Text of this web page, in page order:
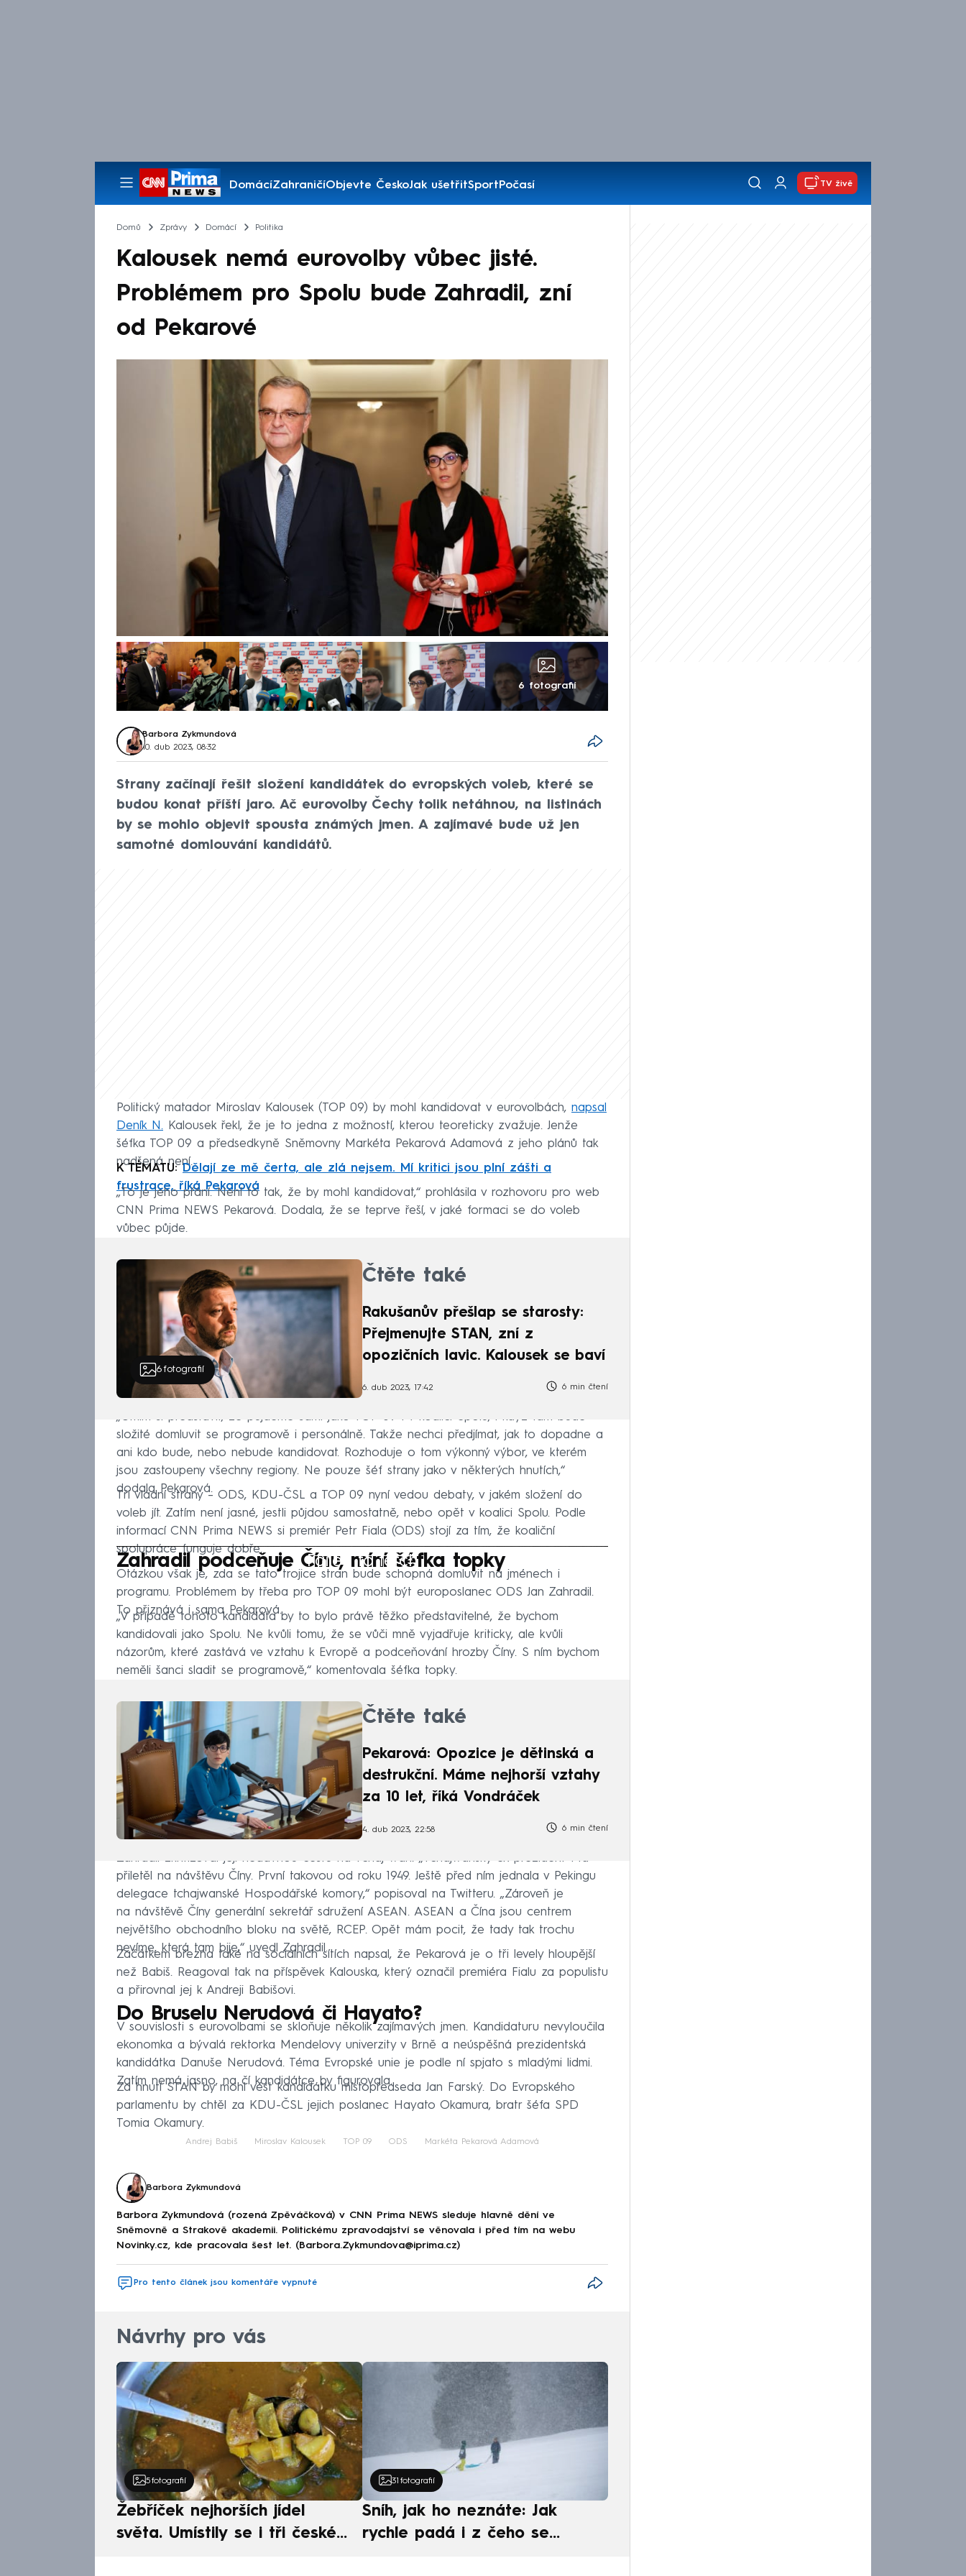
DomácíZahraničíObjevte ČeskoJak ušetřitSportPočasí
Pořady
TV živě
Domů Zprávy Domácí Politika
Kalousek nemá eurovolby vůbec jisté.
Problémem pro Spolu bude Zahradil, zní
od Pekarové
6 fotografií
Barbora Zykmundová
10. dub 2023, 08:32
Strany začínají řešit složení kandidátek do evropských voleb, které se
budou konat příští jaro. Ač eurovolby Čechy tolik netáhnou, na listinách
by se mohlo objevit spousta známých jmen. A zajímavé bude už jen
samotné domlouvání kandidátů.
Politický matador Miroslav Kalousek (TOP 09) by mohl kandidovat v eurovolbách, napsal
Deník N. Kalousek řekl, že je to jedna z možností, kterou teoreticky zvažuje. Jenže
šéfka TOP 09 a předsedkyně Sněmovny Markéta Pekarová Adamová z jeho plánů tak
nadšená není.
K TÉMATU:Dělají ze mě čerta, ale zlá nejsem. Mí kritici jsou plní zášti a
frustrace, říká Pekarová
„To je jeho přání. Není to tak, že by mohl kandidovat,“ prohlásila v rozhovoru pro web
CNN Prima NEWS Pekarová. Dodala, že se teprve řeší, v jaké formaci se do voleb
vůbec půjde.
6fotografií
Čtěte také
Rakušanův přešlap se starosty:
Přejmenujte STAN, zní z
opozičních lavic. Kalousek se baví
6. dub 2023, 17:42 6 min čtení
„Umím si představit, že půjdeme sami jako TOP 09 i v koalici Spolu, i když tam bude
složité domluvit se programově i personálně. Takže nechci předjímat, jak to dopadne a
ani kdo bude, nebo nebude kandidovat. Rozhoduje o tom výkonný výbor, ve kterém
jsou zastoupeny všechny regiony. Ne pouze šéf strany jako v některých hnutích,“
dodala Pekarová.
Tři vládní strany – ODS, KDU-ČSL a TOP 09 nyní vedou debaty, v jakém složení do
voleb jít. Zatím není jasné, jestli půjdou samostatně, nebo opět v koalici Spolu. Podle
informací CNN Prima NEWS si premiér Petr Fiala (ODS) stojí za tím, že koaliční
spolupráce funguje dobře.
Failed to fetch
Zahradil podceňuje Čínu, míní šéfka topky
Otázkou však je, zda se tato trojice stran bude schopná domluvit na jménech i
programu. Problémem by třeba pro TOP 09 mohl být europoslanec ODS Jan Zahradil.
To přiznává i sama Pekarová.
„V případě tohoto kandidáta by to bylo právě těžko představitelné, že bychom
kandidovali jako Spolu. Ne kvůli tomu, že se vůči mně vyjadřuje kriticky, ale kvůli
názorům, které zastává ve vztahu k Evropě a podceňování hrozby Číny. S ním bychom
neměli šanci sladit se programově,“ komentovala šéfka topky.
Čtěte také
Pekarová: Opozice je dětinská a
destrukční. Máme nejhorší vztahy
za 10 let, říká Vondráček
4. dub 2023, 22:58 6 min čtení
Zahradil zkritizoval její nedávnou cestu na Tchaj-wan. „Tchajwanský ex-prezident Ma
přiletěl na návštěvu Číny. První takovou od roku 1949. Ještě před ním jednala v Pekingu
delegace tchajwanské Hospodářské komory,“ popisoval na Twitteru. „Zároveň je
na návštěvě Číny generální sekretář sdružení ASEAN. ASEAN a Čína jsou centrem
největšího obchodního bloku na světě, RCEP. Opět mám pocit, že tady tak trochu
nevíme, která tam bije,“ uvedl Zahradil.
Začátkem března také na sociálních sítích napsal, že Pekarová je o tři levely hloupější
než Babiš. Reagoval tak na příspěvek Kalouska, který označil premiéra Fialu za populistu
a přirovnal jej k Andreji Babišovi.
Do Bruselu Nerudová či Hayato?
V souvislosti s eurovolbami se skloňuje několik zajímavých jmen. Kandidaturu nevyloučila
ekonomka a bývalá rektorka Mendelovy univerzity v Brně a neúspěšná prezidentská
kandidátka Danuše Nerudová. Téma Evropské unie je podle ní spjato s mladými lidmi.
Zatím nemá jasno, na čí kandidátce by figurovala.
Za hnutí STAN by mohl vést kandidátku místopředseda Jan Farský. Do Evropského
parlamentu by chtěl za KDU-ČSL jejich poslanec Hayato Okamura, bratr šéfa SPD
Tomia Okamury.
Andrej Babiš Miroslav Kalousek TOP 09 ODS Markéta Pekarová Adamová
Barbora Zykmundová
Barbora Zykmundová (rozená Zpěváčková) v CNN Prima NEWS sleduje hlavně dění ve
Sněmovně a Strakově akademii. Politickému zpravodajství se věnovala i před tím na webu
Novinky.cz, kde pracovala šest let. (Barbora.Zykmundova@iprima.cz)
Pro tento článek jsou komentáře vypnuté
Návrhy pro vás
5 fotografií
Žebříček nejhorších jídel
světa. Umístily se i tři české
31 fotografií
Sníh, jak ho neznáte: Jak
rychle padá i z čeho se